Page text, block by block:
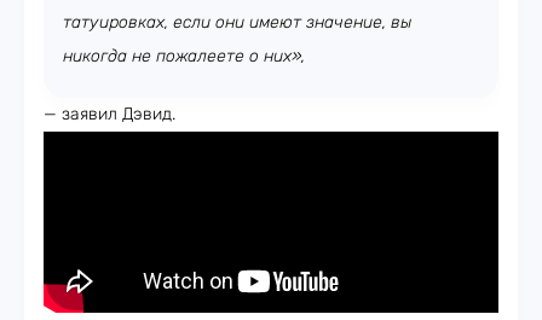
татуировках, если они имеют значение, вы
никогда не пожалеете о них»,
— заявил Дэвид.